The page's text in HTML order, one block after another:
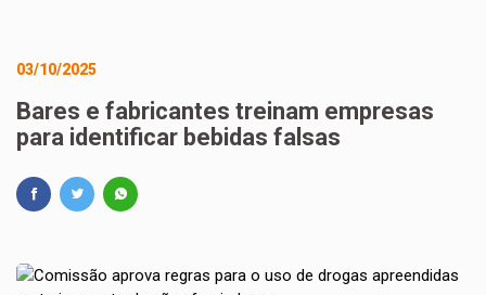
03/10/2025
Bares e fabricantes treinam empresas
para identificar bebidas falsas